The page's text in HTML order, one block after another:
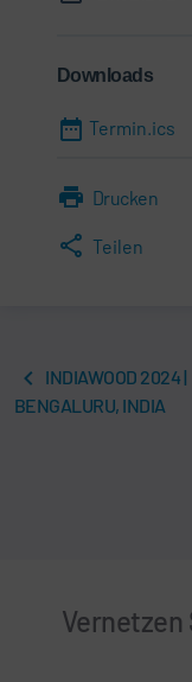
Downloads
Termin.ics
Drucken
Teilen
INDIAWOOD 2024 |
BENGALURU, INDIA
Vernetzen